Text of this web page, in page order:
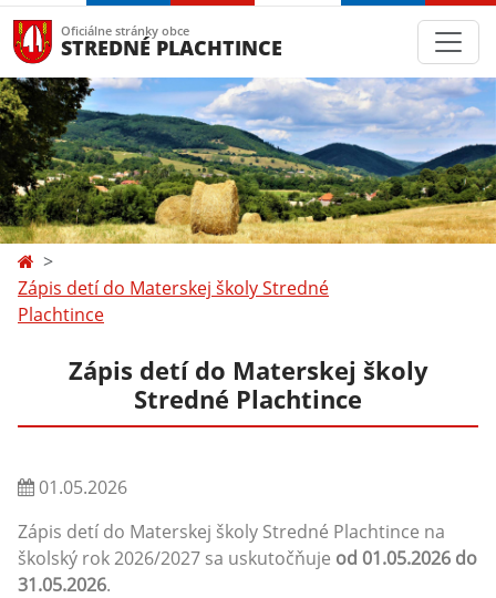
Oficiálne stránky obce
STREDNÉ PLACHTINCE
Zápis detí do Materskej školy Stredné
Plachtince
Zápis detí do Materskej školy
Stredné Plachtince
01.05.2026
Zápis detí do Materskej školy Stredné Plachtince na
školský rok 2026/2027 sa uskutočňuje od 01.05.2026 do
31.05.2026.